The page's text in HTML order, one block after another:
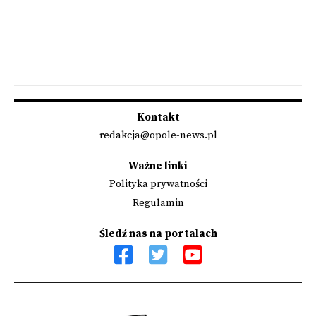
Kontakt
redakcja@opole-news.pl
Ważne linki
Polityka prywatności
Regulamin
Śledź nas na portalach